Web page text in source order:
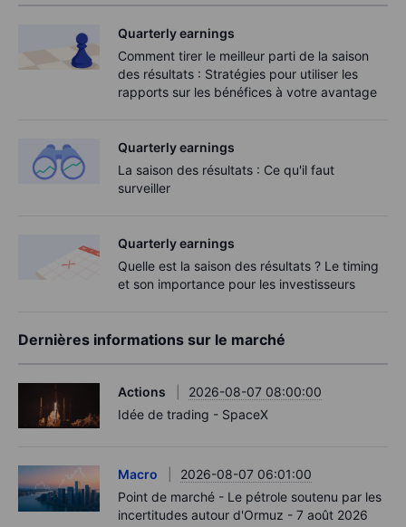
Quarterly earnings
Comment tirer le meilleur parti de la saison
des résultats : Stratégies pour utiliser les
rapports sur les bénéfices à votre avantage
Quarterly earnings
La saison des résultats : Ce qu'il faut
surveiller
Quarterly earnings
Quelle est la saison des résultats ? Le timing
et son importance pour les investisseurs
Dernières informations sur le marché
Actions
2026-08-07 08:00:00
Idée de trading - SpaceX
Macro
2026-08-07 06:01:00
Point de marché - Le pétrole soutenu par les
incertitudes autour d'Ormuz - 7 août 2026